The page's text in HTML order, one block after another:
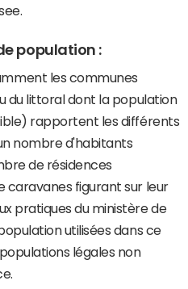
population :
les communes
du littoral dont la population
rapportent les différents
nombre d'habitants
de résidences
caravanes figurant sur leur
pratiques du ministère de
utilisées dans ce
légales non